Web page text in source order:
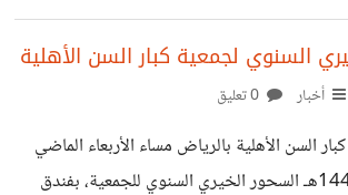
مبادرة انطلقت من فكرة بعنوان ( فنسفة ) ؛
حيث يجتمع كلا من الفن و الفلسفة الفكرية و الفنية .. و افتتح
الدكتورة منى واصفة في ثناياها رسالة
معتمدة على تحديد الاحتياجات التدريبية 2 - مد أواصر المحبة
السنوي لجمعية كبار السن الأهلية
أخبار
السن الأهلية بالرياض مساء الأربعاء الماضي
17 رمضان 1445هـ السحور الخيري السنوي للجمعية، بفندق